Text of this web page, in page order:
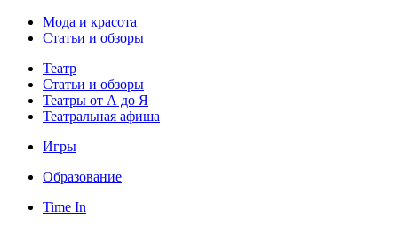
Мода и красота
Статьи и обзоры
Театр
Статьи и обзоры
Театры от А до Я
Театральная афиша
Игры
Образование
Time In